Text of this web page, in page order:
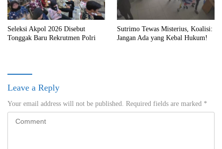
Seleksi Akpol 2026 Disebut
Tonggak Baru Rekrutmen Polri
Sutrimo Tewas Misterius, Koalisi:
Jangan Ada yang Kebal Hukum!
Leave a Reply
Your email address will not be published. Required fields are marked *